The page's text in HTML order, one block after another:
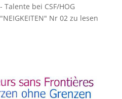
Talente bei CSF/HOG
Nr 02 zu lesen